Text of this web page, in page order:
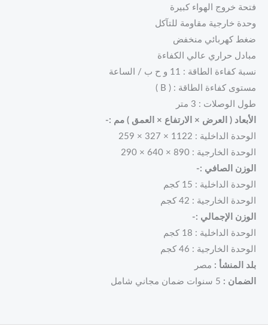
فتحة خروج الهواء كبيرة
وحدة خارجية مقاومة للتآكل
ضغط كهربائي منخفض
مبادل حراري عالي الكفاءة
نسبة كفاءة الطاقة : 11 و ح ب / الساعة
مستوى كفاءة الطاقة : ( B )
طول الوصلات : 3 متر
الأبعاد ( العرض × الارتفاع × العمق ) مم :-
الوحدة الداخلية : 1122 × 327 × 259
الوحدة الخارجية : 890 × 640 × 290
الوزن الصافي :-
الوحدة الداخلية : 15 كجم
الوحدة الخارجية : 42 كجم
الوزن الإجمالي :-
الوحدة الداخلية : 18 كجم
الوحدة الخارجية : 46 كجم
بلد المنشأ : مصر
الضمان :